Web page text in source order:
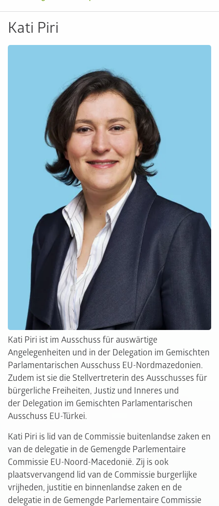
Kati Piri
Kati Piri ist im Ausschuss für auswärtige
Angelegenheiten und in der Delegation im Gemischten
Parlamentarischen Ausschuss EU-Nordmazedonien.
Zudem ist sie die Stellvertreterin des Ausschusses für
bürgerliche Freiheiten, Justiz und Inneres und
der Delegation im Gemischten Parlamentarischen
Ausschuss EU-Türkei.
Kati Piri is lid van de Commissie buitenlandse zaken en
van de delegatie in de Gemengde Parlementaire
Commissie EU-Noord-Macedonië. Zij is ook
plaatsvervangend lid van de Commissie burgerlijke
vrijheden, justitie en binnenlandse zaken en de
delegatie in de Gemengde Parlementaire Commissie